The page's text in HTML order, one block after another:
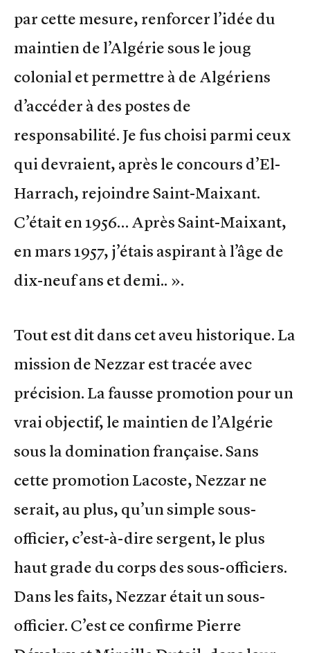
par cette mesure, renforcer l’idée du
maintien de l’Algérie sous le joug
colonial et permettre à de Algériens
d’accéder à des postes de
responsabilité. Je fus choisi parmi ceux
qui devraient, après le concours d’El-
Harrach, rejoindre Saint-Maixant.
C’était en 1956… Après Saint-Maixant,
en mars 1957, j’étais aspirant à l’âge de
dix-neuf ans et demi.. ».
Tout est dit dans cet aveu historique. La
mission de Nezzar est tracée avec
précision. La fausse promotion pour un
vrai objectif, le maintien de l’Algérie
sous la domination française. Sans
cette promotion Lacoste, Nezzar ne
serait, au plus, qu’un simple sous-
officier, c’est-à-dire sergent, le plus
haut grade du corps des sous-officiers.
Dans les faits, Nezzar était un sous-
officier. C’est ce confirme Pierre